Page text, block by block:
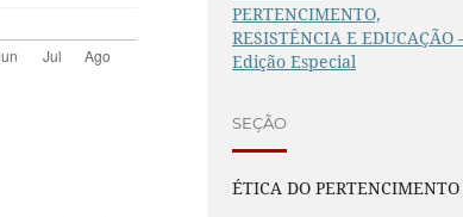
PERTENCIMENTO,
RESISTÊNCIA E EDUCAÇÃO
Edição Especial
SEÇÃO
ÉTICA DO PERTENCIMENTO